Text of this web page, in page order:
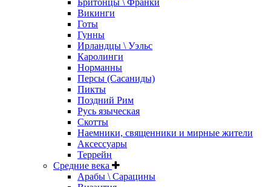
Бритонцы \ Франки
Викинги
Готы
Гунны
Ирландцы \ Уэльс
Каролинги
Норманны
Персы (Сасаниды)
Пикты
Поздний Рим
Русь языческая
Скотты
Наемники, священники и мирные жители
Аксессуары
Террейн
Средние века
Арабы \ Сарацины